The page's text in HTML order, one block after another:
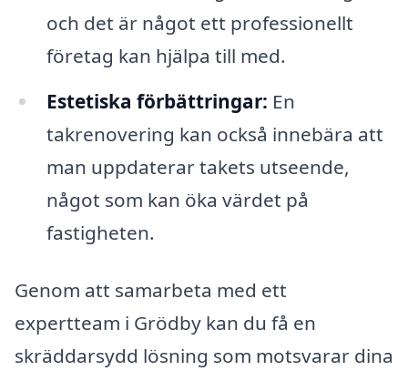
och det är något ett professionellt
företag kan hjälpa till med.
Estetiska förbättringar: En
takrenovering kan också innebära att
man uppdaterar takets utseende,
något som kan öka värdet på
fastigheten.
Genom att samarbeta med ett
expertteam i Grödby kan du få en
skräddarsydd lösning som motsvarar dina